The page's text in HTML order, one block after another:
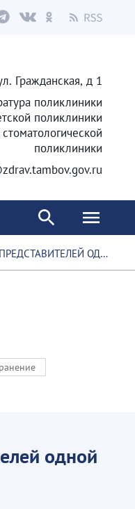
Гражданская, д 1
поликлиники
поликлиники
поликлиники
СОЦИАЛЬНЫХ ПРОФЕССИЙ
одной